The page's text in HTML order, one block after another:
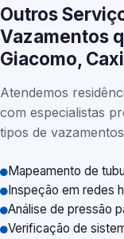
Outros
Vazamentos
Giacomo,
Atendemos
com especialistas
tipos de
Mapeamento de
Inspeção em redes
Análise de pressão
Verificação de